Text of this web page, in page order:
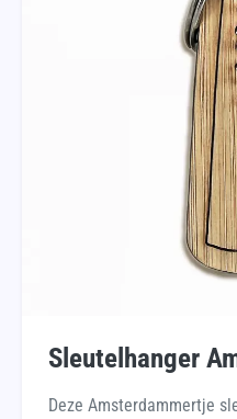
Sleutelhanger
Deze Amsterdammertje